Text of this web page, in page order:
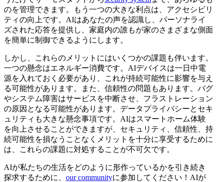
のを管理できます。もう一つの大きな利点は、アクセシビリ
ティの向上です。AIはあなたの声を認識し、パーソナライ
ズされた応答を提供し、家庭内の誰もが家のさまざまな側面
を簡単に制御できるようにします。
しかし、これらのメリットにはいくつかの課題も伴います。
一つの懸念はエネルギー消費です。AIデバイスは一日中電
源を入れておく必要があり、これが持続可能性に影響を与え
る可能性があります。また、信頼性の問題もあります。バグ
やシステム障害はサービスを中断させ、フラストレーション
の原因となる可能性があります。データプライバシーとセキ
ュリティも大きな懸念事項です。AIはスマートホーム体験
を向上させることができますが、セキュリティ、信頼性、持
続可能性を損なうことなくメリットを十分に享受するために
は、これらの課題に対処することが不可欠です。
AIが私たちの生活をどのように形作っているかを引き続き
探求するために、 our communityに参加してください！AIが